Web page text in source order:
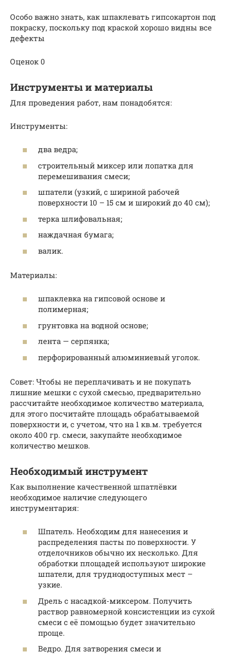
Особо важно знать, как шпаклевать гипсокартон под
покраску, поскольку под краской хорошо видны все
дефекты
Оценок 0
Инструменты и материалы
Для проведения работ, нам понадобятся:
Инструменты:
два ведра;
строительный миксер или лопатка для
перемешивания смеси;
шпатели (узкий, с шириной рабочей
поверхности 10 – 15 см и широкий до 40 см);
терка шлифовальная;
наждачная бумага;
валик.
Материалы:
шпаклевка на гипсовой основе и
полимерная;
грунтовка на водной основе;
лента — серпянка;
перфорированный алюминиевый уголок.
Совет: Чтобы не переплачивать и не покупать
лишние мешки с сухой смесью, предварительно
рассчитайте необходимое количество материала,
для этого посчитайте площадь обрабатываемой
поверхности и, с учетом, что на 1 кв.м. требуется
около 400 гр. смеси, закупайте необходимое
количество мешков.
Необходимый инструмент
Как выполнение качественной шпатлёвки
необходимое наличие следующего
инструментария:
Шпатель. Необходим для нанесения и
распределения пасты по поверхности. У
отделочников обычно их несколько. Для
обработки площадей используют широкие
шпатели, для труднодоступных мест –
узкие.
Дрель с насадкой-миксером. Получить
раствор равномерной консистенции из сухой
смеси с её помощью будет значительно
проще.
Ведро. Для затворения смеси и